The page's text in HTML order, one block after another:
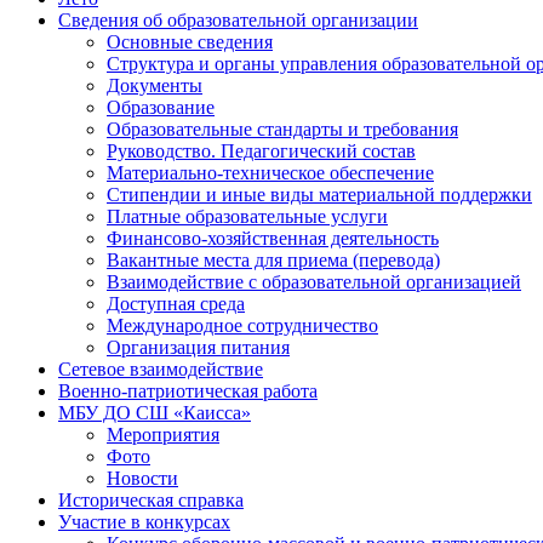
Сведения об образовательной организации
Основные сведения
Структура и органы управления образовательной
Документы
Образование
Образовательные стандарты и требования
Руководство. Педагогический состав
Материально-техническое обеспечение
Стипендии и иные виды материальной поддержки
Платные образовательные услуги
Финансово-хозяйственная деятельность
Вакантные места для приема (перевода)
Взаимодействие с образовательной организацией
Доступная среда
Международное сотрудничество
Организация питания
Сетевое взаимодействие
Военно-патриотическая работа
МБУ ДО СШ «Каисса»
Мероприятия
Фото
Новости
Историческая справка
Участие в конкурсах